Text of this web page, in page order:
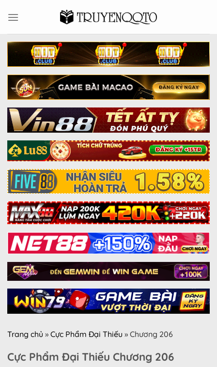
Trang chủ » Cực Phẩm Đại Thiếu » Chương 206
Cực Phẩm Đại Thiếu Chương 206